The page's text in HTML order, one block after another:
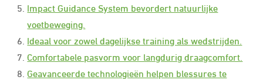
Impact Guidance System bevordert natuurlijke
voetbeweging.
Ideaal voor zowel dagelijkse training als wedstrijden.
Comfortabele pasvorm voor langdurig draagcomfort.
Geavanceerde technologieën helpen blessures te